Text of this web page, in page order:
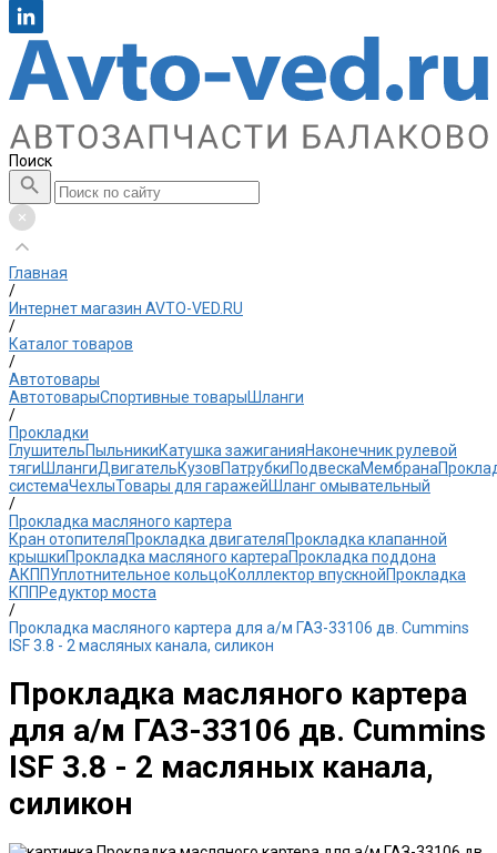
Поиск
Главная
/
Интернет магазин AVTO-VED.RU
/
Каталог товаров
/
Автотовары
АвтотоварыСпортивные товарыШланги
/
Прокладки
ГлушительПыльникиКатушка зажиганияНаконечник рулевой
тягиШлангиДвигательКузовПатрубкиПодвескаМембрана
системаЧехлыТовары для гаражейШланг омывательный
/
Прокладка масляного картера
Кран отопителяПрокладка двигателяПрокладка клапанной
крышкиПрокладка масляного картераПрокладка поддона
АКППУплотнительное кольцоКолллектор впускнойПрокладка
КПП Редуктор моста
/
Прокладка масляного картера для а/м ГАЗ-33106 дв. Cummins
ISF 3.8 - 2 масляных канала, силикон
Прокладка масляного картера
для а/м ГАЗ-33106 дв. Cummins
ISF 3.8 - 2 масляных канала,
силикон